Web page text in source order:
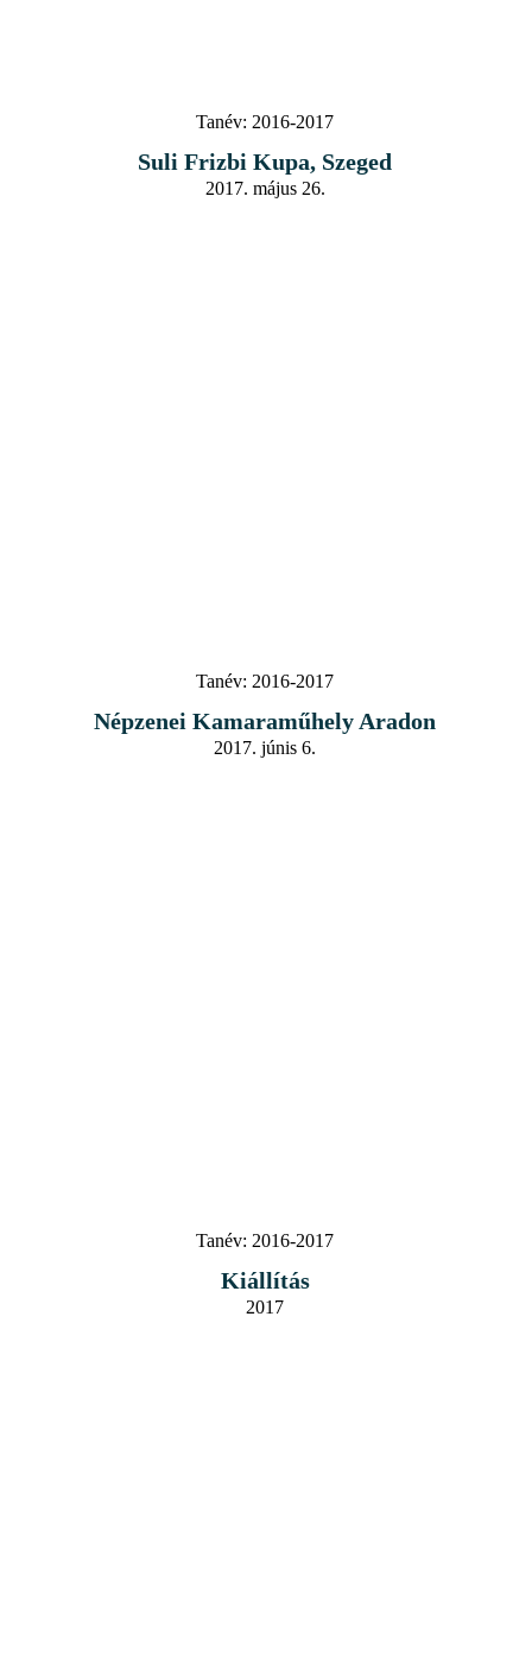
Tanév: 2016-2017
Suli Frizbi Kupa, Szeged
2017. május 26.
Tanév: 2016-2017
Népzenei Kamaraműhely Aradon
2017. júnis 6.
Tanév: 2016-2017
Kiállítás
2017